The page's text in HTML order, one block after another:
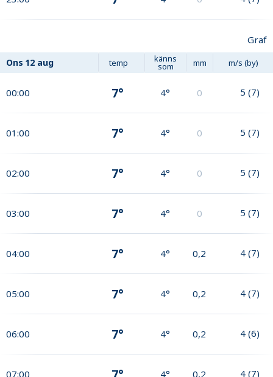
Graf
Ons 12 aug temp känns
som mm m/s (by)
00:00 7° 4° 0 5 (7)
01:00 7° 4° 0 5 (7)
02:00 7° 4° 0 5 (7)
03:00 7° 4° 0 5 (7)
04:00 7° 4° 0,2 4 (7)
05:00 7° 4° 0,2 4 (7)
06:00 7° 4° 0,2 4 (6)
07:00 4° 0,2 4 (7)